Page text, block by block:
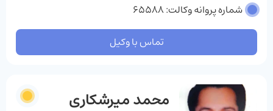
شماره پروانه وکالت: 65588
تماس با وکیل
محمد میرشکاری